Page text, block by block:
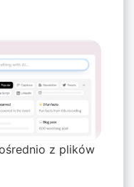
z plików